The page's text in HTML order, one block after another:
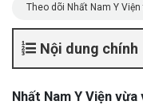
Theo dõi Nhất Nam Y Viện
Nội dung chính
Nhất Nam Y Viện